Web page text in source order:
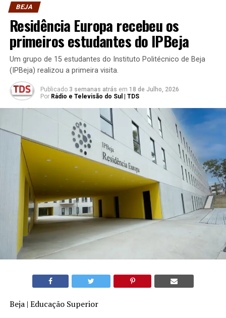
BEJA
Residência Europa recebeu os
primeiros estudantes do IPBeja
Um grupo de 15 estudantes do Instituto Politécnico de Beja
(IPBeja) realizou a primeira visita.
Publicado 3 semanas atrás em 18 de Julho, 2026
Por Rádio e Televisão do Sul | TDS
Beja | Educação Superior